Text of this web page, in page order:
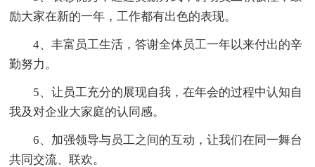
励大家在新的一年，工作都有出色的表现。
4、丰富员工生活，答谢全体员工一年以来付出的辛
勤努力。
5、让员工充分的展现自我，在年会的过程中认知自
我及对企业大家庭的认同感。
6、加强领导与员工之间的互动，让我们在同一舞台
共同交流、联欢。